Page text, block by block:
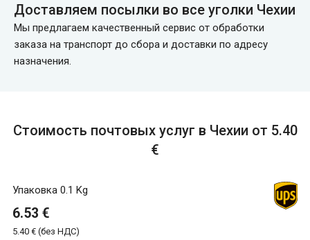
Доставляем посылки во все уголки Чехии
Мы предлагаем качественный сервис от обработки
заказа на транспорт до сбора и доставки по адресу
назначения.
Стоимость почтовых услуг в Чехии от 5.40
€
Упаковка 0.1 Kg
6.53 €
5.40 € (без НДС)